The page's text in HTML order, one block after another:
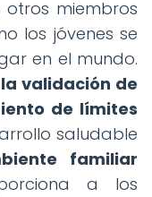
miembros
los jóvenes se
en el mundo.
validación de
de límites
saludable
familiar
a los